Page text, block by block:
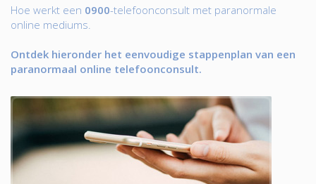
Hoe werkt een 0900-telefoonconsult met paranormale
online mediums.
Ontdek hieronder het eenvoudige stappenplan van een
paranormaal online telefoonconsult.